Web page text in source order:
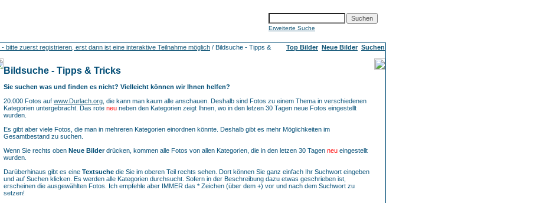
Erweiterte Suche
bitte zuerst registrieren, erst dann ist eine interaktive Teilnahme möglich / Bildsuche - Tipps &
Top Bilder Neue Bilder Suchen
Bildsuche - Tipps & Tricks
Sie suchen was und finden es nicht? Vielleicht können wir Ihnen helfen?
20.000 Fotos auf www.Durlach.org , die kann man kaum alle anschauen. Deshalb sind Fotos zu einem Thema in verschiedenen
Kategorien untergebracht. Das rote neu neben den Kategorien zeigt Ihnen, wo in den letzen 30 Tagen neue Fotos eingestellt
wurden.
Es gibt aber viele Fotos, die man in mehreren Kategorien einordnen könnte. Deshalb gibt es mehr Möglichkeiten im
Gesamtbestand zu suchen.
Wenn Sie rechts oben Neue Bilderdrücken, kommen alle Fotos von allen Kategorien, die in den letzen 30 Tagen neu eingestellt
wurden.
Darüberhinaus gibt es eine Textsuche die Sie im oberen Teil rechts sehen. Dort können Sie ganz einfach Ihr Suchwort eingeben
und auf Suchen klicken. Es werden alle Kategorien durchsucht. Sofern in der Beschreibung dazu etwas geschrieben ist,
erscheinen die ausgewählten Fotos. Ich empfehle aber IMMER das * Zeichen (über dem +) vor und nach dem Suchwort zu
setzen!